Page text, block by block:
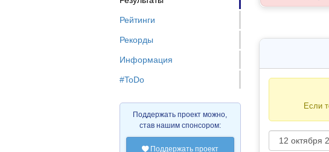
Если
Рейтинги
Рекорды
Информация
#ToDo
Поддержать проект можно,
став нашим спонсором:
Поддержать проект